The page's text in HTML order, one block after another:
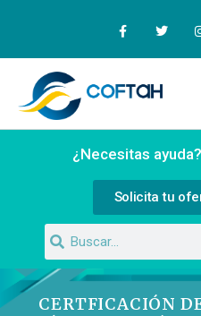
¿Necesitas
Solicita tu
CERTFICACIÓN